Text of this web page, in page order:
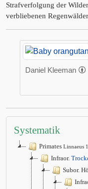
Strafverfolgung der
verbliebenen
Daniel Kleeman
Systematik
Primates Linnaeus
Infraor.
Subor.